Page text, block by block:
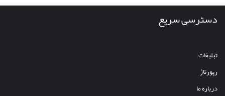
دسترسی سریع
تبلیغات
رپورتاژ
درباره ما